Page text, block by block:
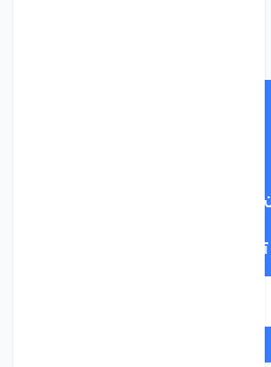
پشتیبانی
اخبار در خبرنامه ما عضو شوید